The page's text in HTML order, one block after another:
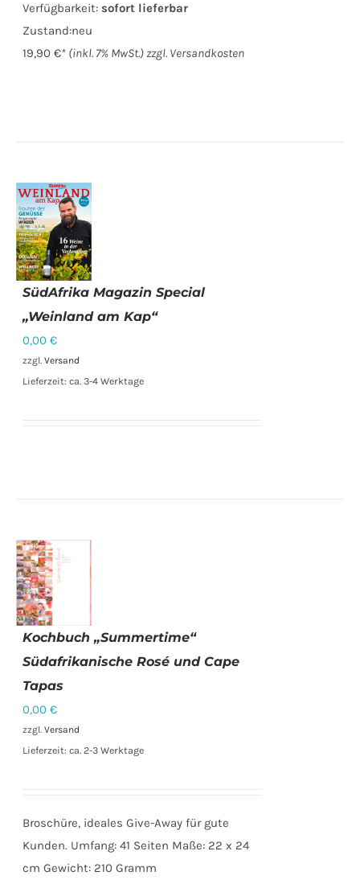
Verfügbarkeit: sofort lieferbar
Zustand:neu
19,90 €* (inkl. 7% MwSt.) zzgl. Versandkosten
IN DEN
/
DETAILS
SüdAfrika Magazin Special
„Weinland am Kap“
0,00€
zzgl.Versand
Lieferzeit: ca. 3-4 Werktage
WARENKORB
DETAILS
Kochbuch „Summertime“
Südafrikanische Rosé und Cape
Tapas
0,00€
zzgl.Versand
Lieferzeit: ca. 2-3 Werktage
Broschüre, ideales Give-Away für gute
Kunden. Umfang: 41 Seiten Maße: 22 x 24
cm Gewicht: 210 Gramm